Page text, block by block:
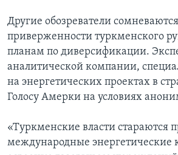
Другие обозреватели
приверженности туркменского
планам по диверсификации.
аналитической компании,
на энергетических проектах в
Голосу Амерки на условиях
«Туркменские власти стараются
международные энергетические